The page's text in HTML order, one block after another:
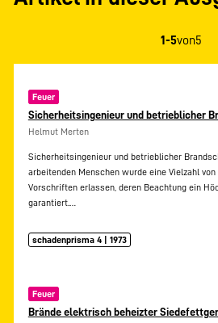
1-5von5
Feuer
Sicherheitsingenieur und betrieblicher
Helmut Merten
Sicherheitsingenieur und betrieblicher
arbeitenden Menschen wurde eine Vielzahl von
Vorschriften erlassen, deren Beachtung ein
garantiert.…
schadenprisma 4 | 1973
Feuer
Brände elektrisch beheizter